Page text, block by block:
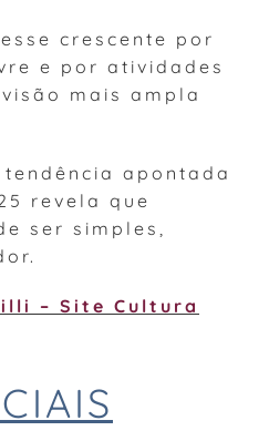
crescente por
e por atividades
mais ampla
apontada
revela que
ser simples,
– Site Cultura